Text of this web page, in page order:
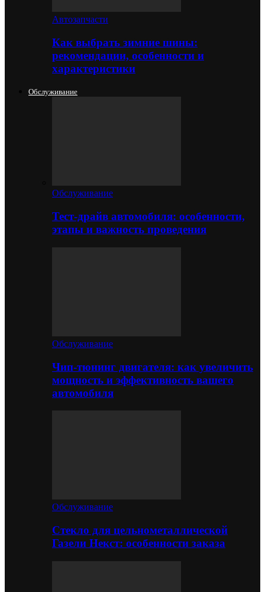
Автозапчасти
Как выбрать зимние шины:
рекомендации, особенности и
характеристики
Обслуживание
Обслуживание
Тест-драйв автомобиля: особенности,
этапы и важность проведения
Обслуживание
Чип-тюнинг двигателя: как увеличить
мощность и эффективность вашего
автомобиля
Обслуживание
Стекло для цельнометаллической
Газели Некст: особенности заказа